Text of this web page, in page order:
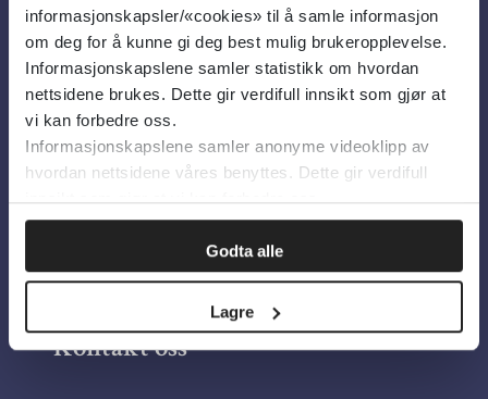
informasjonskapsler/«cookies» til å samle informasjon
om deg for å kunne gi deg best mulig brukeropplevelse.
Informasjonskapslene samler statistikk om hvordan
nettsidene brukes. Dette gir verdifull innsikt som gjør at
vi kan forbedre oss.
Informasjonskapslene samler anonyme videoklipp av
hvordan nettsidene våres benyttes. Dette gir verdifull
innsikt som gjør at vi kan forbedre oss.
Godta alle
Lagre
Om oss
Om Helsebiblioteket
Personvern og informasjonskapsler
Tilgjengelighetserklæring
Information in English
Bilder fra Colourbox.com
Kontakt oss